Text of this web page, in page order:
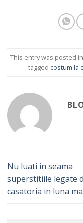
This entry was posted in
tagged costum la
Nu luati in seama
superstitiile legate
casatoria in luna